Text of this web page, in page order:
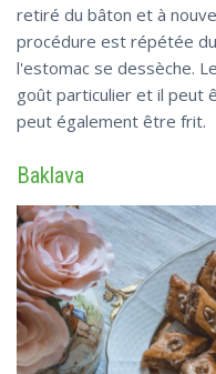
retiré du bâton et à
procédure est répétée
l'estomac se dessèche.
goût particulier et il peut
peut également être frit.
Baklava